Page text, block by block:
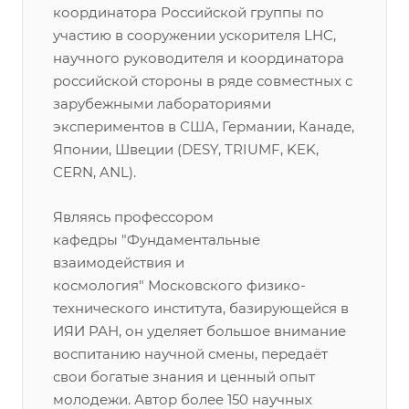
координатора Российской группы по
участию в сооружении ускорителя LHC,
научного руководителя и координатора
российской стороны в ряде совместных с
зарубежными лабораториями
экспериментов в США, Германии, Канаде,
Японии, Швеции (DESY, TRIUMF, KEK,
CERN, ANL).
Являясь профессором
кафедры "Фундаментальные
взаимодействия и
космология" Московского физико-
технического института, базирующейся в
ИЯИ РАН, он уделяет большое внимание
воспитанию научной смены, передаёт
свои богатые знания и ценный опыт
молодежи. Автор более 150 научных